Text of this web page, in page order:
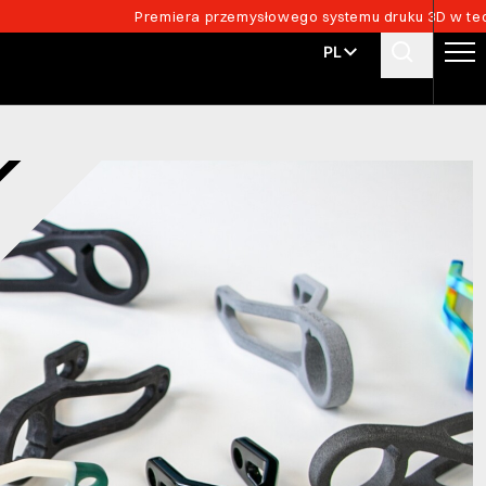
Premiera przemysłowego systemu druku 3D w
PL